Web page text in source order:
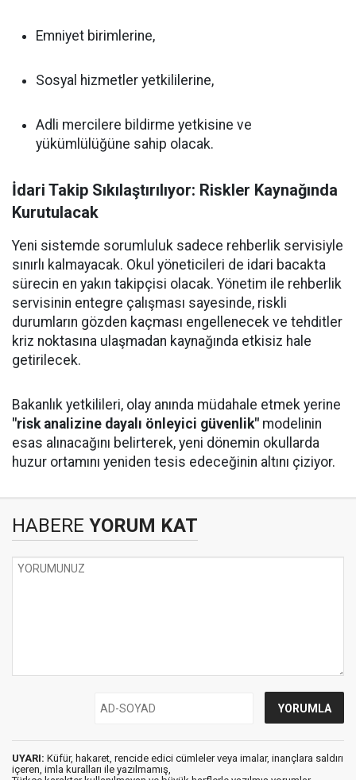
Emniyet birimlerine,
Sosyal hizmetler yetkililerine,
Adli mercilere bildirme yetkisine ve
yükümlülüğüne sahip olacak.
İdari Takip Sıkılaştırılıyor: Riskler Kaynağında
Kurutulacak
Yeni sistemde sorumluluk sadece rehberlik servisiyle
sınırlı kalmayacak. Okul yöneticileri de idari bacakta
sürecin en yakın takipçisi olacak. Yönetim ile rehberlik
servisinin entegre çalışması sayesinde, riskli
durumların gözden kaçması engellenecek ve tehditler
kriz noktasına ulaşmadan kaynağında etkisiz hale
getirilecek.
Bakanlık yetkilileri, olay anında müdahale etmek yerine
"risk analizine dayalı önleyici güvenlik" modelinin
esas alınacağını belirterek, yeni dönemin okullarda
huzur ortamını yeniden tesis edeceğinin altını çiziyor.
HABERE YORUM KAT
UYARI: Küfür, hakaret, rencide edici cümleler veya imalar, inançlara saldırı
içeren, imla kuralları ile yazılmamış,